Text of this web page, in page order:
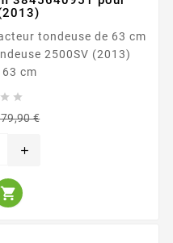
tondeuse de 63 cm
2500SV (2013)
cm
 
€
add
